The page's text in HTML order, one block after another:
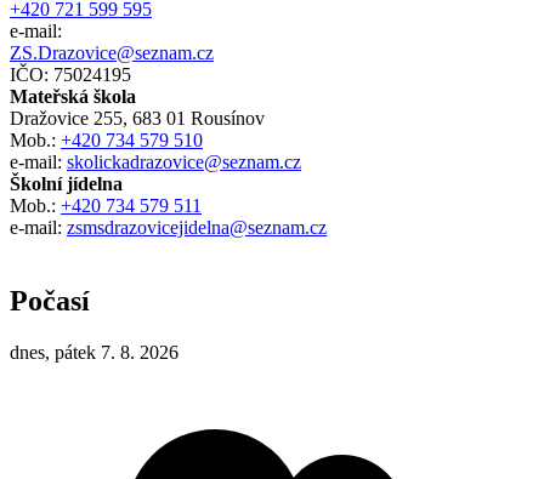
+420 721 599 595
e-mail:
ZS.Drazovice@seznam.cz
IČO: 75024195
Mateřská škola
Dražovice 255, 683 01 Rousínov
Mob.: +420 734 579 510
e-mail: skolickadrazovice@seznam.cz
Školní jídelna
Mob.: +420 734 579 511
e-mail: zsmsdrazovicejidelna@seznam.cz
Počasí
dnes, pátek 7. 8. 2026